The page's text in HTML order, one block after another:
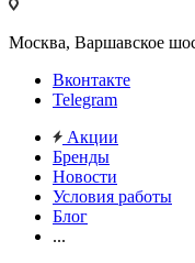
Москва, Варшавское
Вконтакте
Telegram
Акции
Бренды
Новости
Условия работы
Блог
...